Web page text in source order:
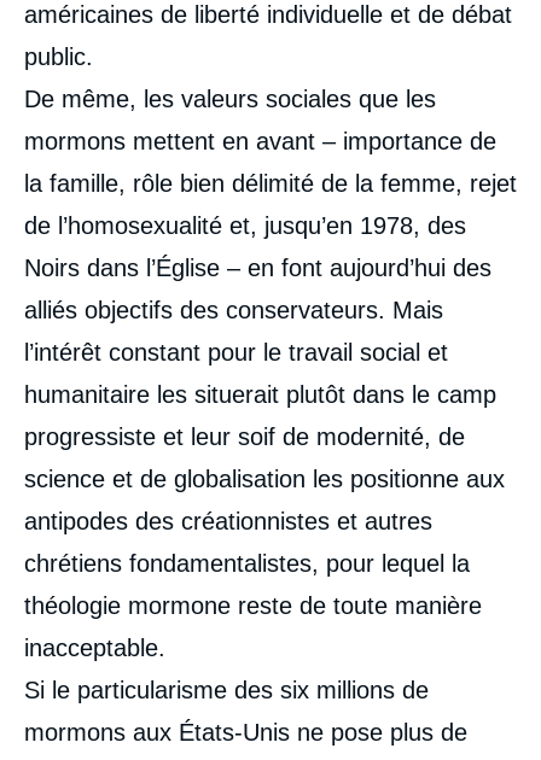
américaines de liberté individuelle et de débat
public.
De même, les valeurs sociales que les
mormons mettent en avant – importance de
la famille, rôle bien délimité de la femme, rejet
de l’homosexualité et, jusqu’en 1978, des
Noirs dans l’Église – en font aujourd’hui des
alliés objectifs des conservateurs. Mais
l’intérêt constant pour le travail social et
humanitaire les situerait plutôt dans le camp
progressiste et leur soif de modernité, de
science et de globalisation les positionne aux
antipodes des créationnistes et autres
chrétiens fondamentalistes, pour lequel la
théologie mormone reste de toute manière
inacceptable.
Si le particularisme des six millions de
mormons aux États-­Unis ne pose plus de